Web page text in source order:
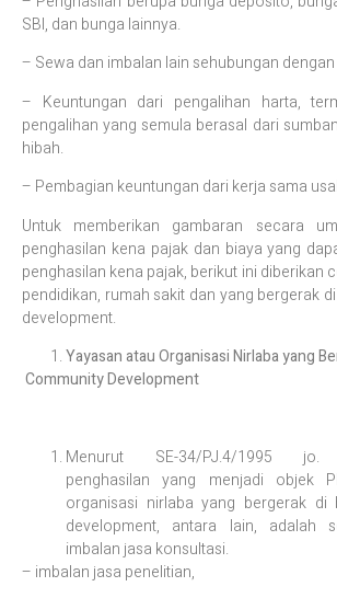
SBI, dan bunga lainnya.
– Sewa dan imbalan lain sehubungan
– Keuntungan dari pengalihan harta,
pengalihan yang semula berasal dari
hibah.
– Pembagian keuntungan dari kerja sama
Untuk memberikan gambaran secara
penghasilan kena pajak dan biaya yang
penghasilan kena pajak, berikut ini diberikan
pendidikan, rumah sakit dan yang bergerak
development.
Yayasan atau Organisasi Nirlaba yang
Community Development
Menurut SE-34/PJ.4/1995 jo.
penghasilan yang menjadi objek
organisasi nirlaba yang bergerak di
development, antara lain, adalah
imbalan jasa konsultasi.
– imbalan jasa penelitian,